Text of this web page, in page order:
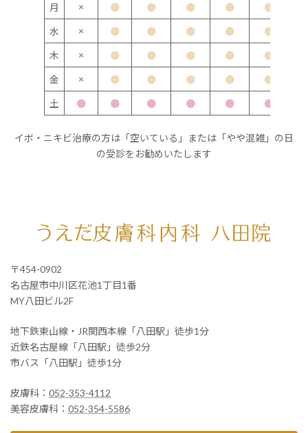
月 × ● ● ● ● ●
水 × ● ● ● ● ●
木 × ● ● ● ● ●
金 × ● ● ● ● ●
土 ● ● ● ● ● ●
イボ・ニキビ治療の方は「空いている」または「やや混雑」の日
の受診をお勧めいたします
〒454-0902
名古屋市中川区花池1丁目1番
MY八田ビル2F
地下鉄東山線・JR関西本線「八田駅」徒歩1分
近鉄名古屋線「八田駅」徒歩2分
市バス「八田駅」徒歩1分
皮膚科： 052-353-4112
美容皮膚科： 052-354-5586